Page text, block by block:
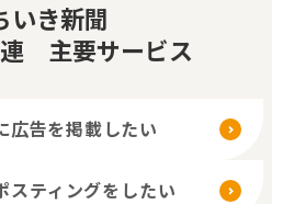
いき新聞
主要サービス
広告を掲載したい
スティングをしたい